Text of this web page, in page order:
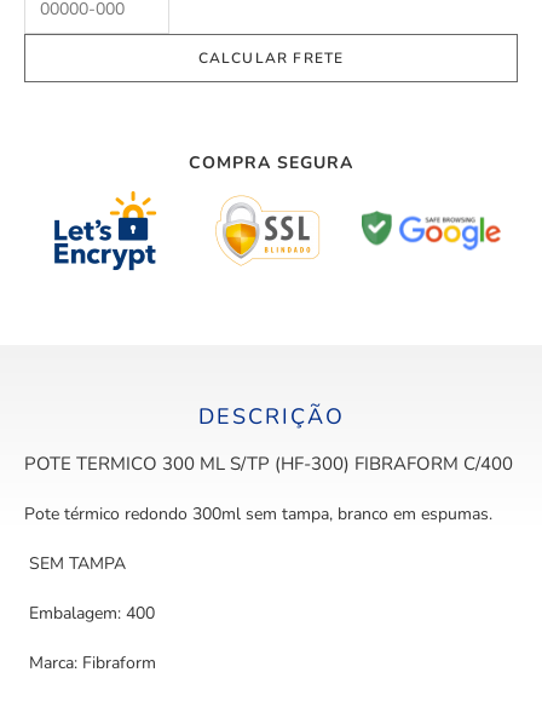
COMPRA SEGURA
DESCRIÇÃO
POTE TERMICO 300 ML S/TP (HF-300) FIBRAFORM C/400
Pote térmico redondo 300ml sem tampa, branco em espumas.
SEM TAMPA
Embalagem: 400
Marca: Fibraform